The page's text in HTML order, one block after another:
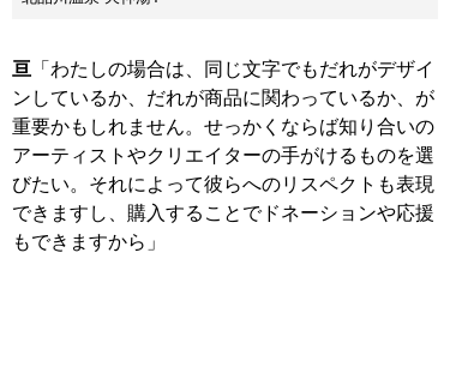
亘 「わたしの場合は、同じ文字でもだれがデザイ
ンしているか、だれが商品に関わっているか、が
重要かもしれません。せっかくならば知り合いの
アーティストやクリエイターの手がけるものを選
びたい。それによって彼らへのリスペクトも表現
できますし、購入することでドネーションや応援
もできますから」